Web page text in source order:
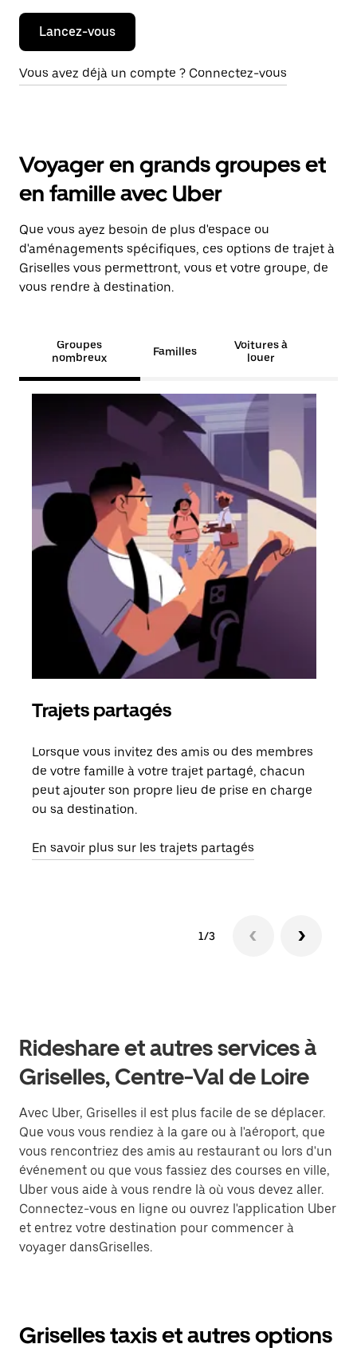
Lancez-vous
Vous avez déjà un compte ? Connectez-vous
Voyager en grands groupes et
en famille avec Uber
Que vous ayez besoin de plus d'espace ou
d'aménagements spécifiques, ces options de trajet à
Griselles vous permettront, vous et votre groupe, de
vous rendre à destination.
Groupes
nombreux
Familles
Voitures à
louer
Trajets partagés
Lorsque vous invitez des amis ou des membres
de votre famille à votre trajet partagé, chacun
peut ajouter son propre lieu de prise en charge
ou sa destination.
En savoir plus sur les trajets partagés
1/3
Rideshare et autres services à
Griselles, Centre-Val de Loire
Avec Uber, Griselles il est plus facile de se déplacer.
Que vous vous rendiez à la gare ou à l'aéroport, que
vous rencontriez des amis au restaurant ou lors d'un
événement ou que vous fassiez des courses en ville,
Uber vous aide à vous rendre là où vous devez aller.
Connectez-vous en ligne ou ouvrez l'application Uber
et entrez votre destination pour commencer à
voyager dansGriselles.
Griselles taxis et autres options